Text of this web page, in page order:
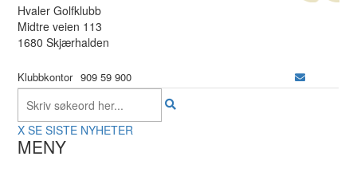
Hvaler Golfklubb
Midtre veien 113
1680 Skjærhalden
Klubbkontor 909 59 900
X SE SISTE NYHETER
MENY